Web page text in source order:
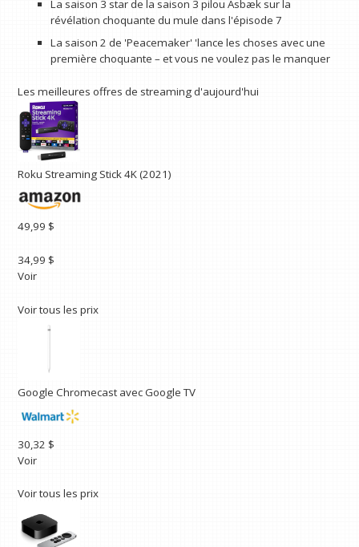
La saison 3 star de la saison 3 pilou Asbæk sur la
révélation choquante du mule dans l'épisode 7
La saison 2 de 'Peacemaker' 'lance les choses avec une
première choquante – et vous ne voulez pas le manquer
Les meilleures offres de streaming d'aujourd'hui
Roku Streaming Stick 4K (2021)
49,99 $
34,99 $
Voir
Voir tous les prix
Google Chromecast avec Google TV
30,32 $
Voir
Voir tous les prix